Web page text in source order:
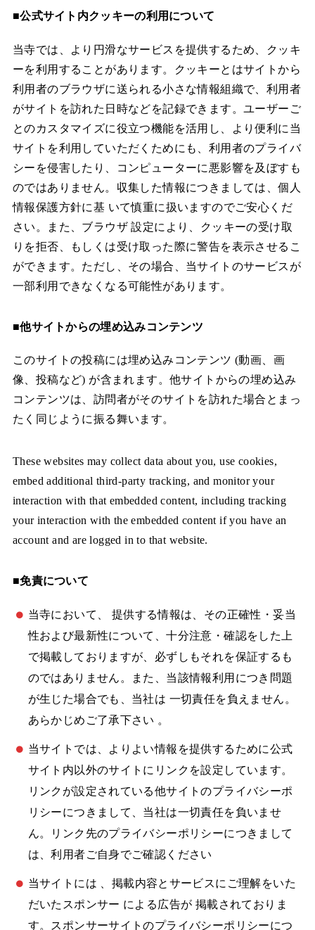
■公式サイト内クッキーの利用について
当寺では、より円滑なサービスを提供するため、クッキ
ーを利用することがあります。クッキーとはサイトから
利用者のブラウザに送られる小さな情報組織で、利用者
がサイトを訪れた日時などを記録できます。ユーザーご
とのカスタマイズに役立つ機能を活用し、より便利に当
サイトを利用していただくためにも、利用者のプライバ
シーを侵害したり、コンピューターに悪影響を及ぼすも
のではありません。収集した情報につきましては、個人
情報保護方針に基 いて慎重に扱いますのでご安心くだ
さい。また、ブラウザ 設定により、クッキーの受け取
りを拒否、もしくは受け取った際に警告を表示させるこ
ができます。ただし、その場合、当サイトのサービスが
一部利用できなくなる可能性があります。
■他サイトからの埋め込みコンテンツ
このサイトの投稿には埋め込みコンテンツ (動画、画
像、投稿など) が含まれます。他サイトからの埋め込み
コンテンツは、訪問者がそのサイトを訪れた場合とまっ
たく同じように振る舞います。
These websites may collect data about you, use cookies,
embed additional third-party tracking, and monitor your
interaction with that embedded content, including tracking
your interaction with the embedded content if you have an
account and are logged in to that website.
■免責について
当寺において、 提供する情報は、その正確性・妥当
性および最新性について、十分注意・確認をした上
で掲載しておりますが、必ずしもそれを保証するも
のではありません。また、当該情報利用につき問題
が生じた場合でも、当社は 一切責任を負えません。
あらかじめご了承下さい 。
当サイトでは、よりよい情報を提供するために公式
サイト内以外のサイトにリンクを設定しています。
リンクが設定されている他サイトのプライバシーポ
リシーにつきまして、当社は一切責任を負いませ
ん。リンク先のプライバシーポリシーにつきまして
は、利用者ご自身でご確認ください
当サイトには 、掲載内容とサービスにご理解をいた
だいたスポンサー による広告が 掲載されておりま
す。スポンサーサイトのプライバシーポリシーにつ